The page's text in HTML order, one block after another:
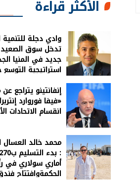
الأكثر قراءة
وادي دجلة للتنمية
تدخل سوق الصعيد
جديد في المنيا
استراتيجية التوسع
إنفانتينو يتراجع
«فيفا فوروارد
انقسام الاتحادات
محمد خالد العسال
أماري سولاري في
الحكمةوافتتاح